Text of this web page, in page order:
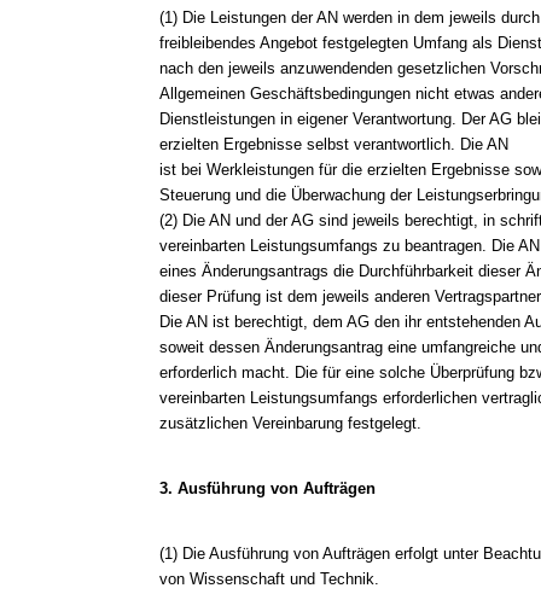
(1) Die Leistungen der AN werden in dem jeweils
freibleibendes Angebot festgelegten Umfang als
nach den jeweils anzuwendenden gesetzlichen
Allgemeinen Geschäftsbedingungen nicht etwas
Dienstleistungen in eigener Verantwortung. Der AG
erzielten Ergebnisse selbst verantwortlich. Die AN
ist bei Werkleistungen für die erzielten Ergebnisse
Steuerung und die Überwachung der
(2) Die AN und der AG sind jeweils berechtigt, in
vereinbarten Leistungsumfangs zu beantragen. Die
eines Änderungsantrags die Durchführbarkeit dieser
dieser Prüfung ist dem jeweils anderen
Die AN ist berechtigt, dem AG den ihr entstehenden
soweit dessen Änderungsantrag eine umfangreiche
erforderlich macht. Die für eine solche Überprüfung
vereinbarten Leistungsumfangs erforderlichen
zusätzlichen Vereinbarung festgelegt.
3. Ausführung von Aufträgen
(1) Die Ausführung von Aufträgen erfolgt unter
von Wissenschaft und Technik.